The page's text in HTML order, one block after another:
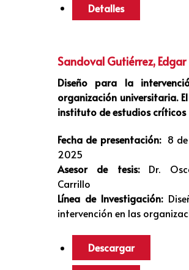
Detalles
Sandoval Gutiérrez, Edgar
Diseño para la
organización universitaria. El
instituto de estudios críticos
Fecha de presentación: 8
2025
Asesor de tesis: Dr.
Carrillo
Línea de Investigación:
intervención en las
Descargar